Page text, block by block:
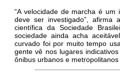
“A velocidade de marcha é
deve ser investigado”, afirma
científica da Sociedade
sociedade ainda acha
curvado foi por muito tempo
gente vê nos lugares
ônibus urbanos e